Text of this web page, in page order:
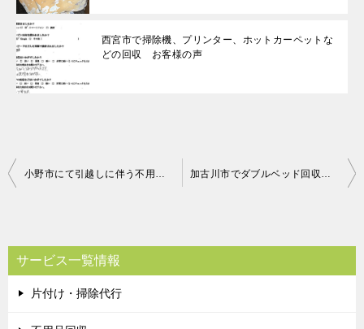
西宮市で掃除機、プリンター、ホットカーペットな
どの回収 お客様の声
投
ビ
ゲ
ー
小野市にて引越しに伴う不用品回収処分 お客様の声 加古川市でダブルベッド回収のお客様のメッセージ
サービス一覧情報
片付け・掃除代行